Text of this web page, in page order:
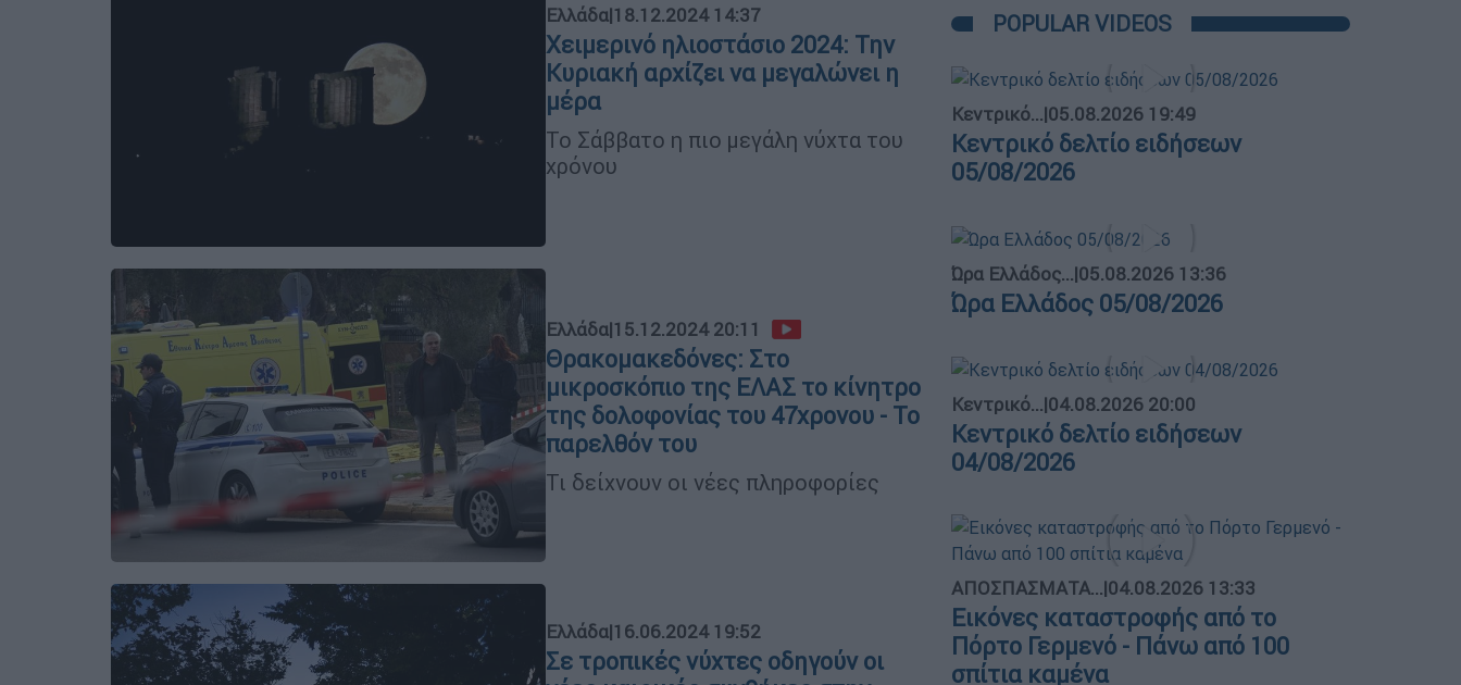
Ελλάδα|18.12.2024 14:37
Χειμερινό ηλιοστάσιο 2024: Την
Κυριακή αρχίζει να μεγαλώνει η
μέρα
Το Σάββατο η πιο μεγάλη νύχτα του
χρόνου
Ελλάδα|15.12.2024 20:11
Θρακομακεδόνες: Στο
μικροσκόπιο της ΕΛΑΣ το κίνητρο
της δολοφονίας του 47χρονου - Το
παρελθόν του
Τι δείχνουν οι νέες πληροφορίες
Ελλάδα|16.06.2024 19:52
Σε τροπικές νύχτες οδηγούν οι
POPULAR VIDEOS
Κεντρικό...|05.08.2026 19:49
Κεντρικό δελτίο ειδήσεων
05/08/2026
Ώρα Ελλάδος...|05.08.2026 13:36
Ώρα Ελλάδος 05/08/2026
Κεντρικό...|04.08.2026 20:00
Κεντρικό δελτίο ειδήσεων
04/08/2026
ΑΠΟΣΠΑΣΜΑΤΑ...|04.08.2026 13:33
Εικόνες καταστροφής από το
Πόρτο Γερμενό - Πάνω από 100
σπίτια καμένα